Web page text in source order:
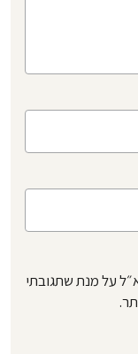
על מנת שתגובתי